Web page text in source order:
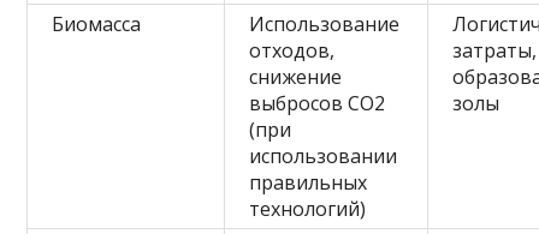
Биомасса
Использование
отходов,
снижение
выбросов CO2
(при
использовании
правильных
технологий)
затраты,
золы